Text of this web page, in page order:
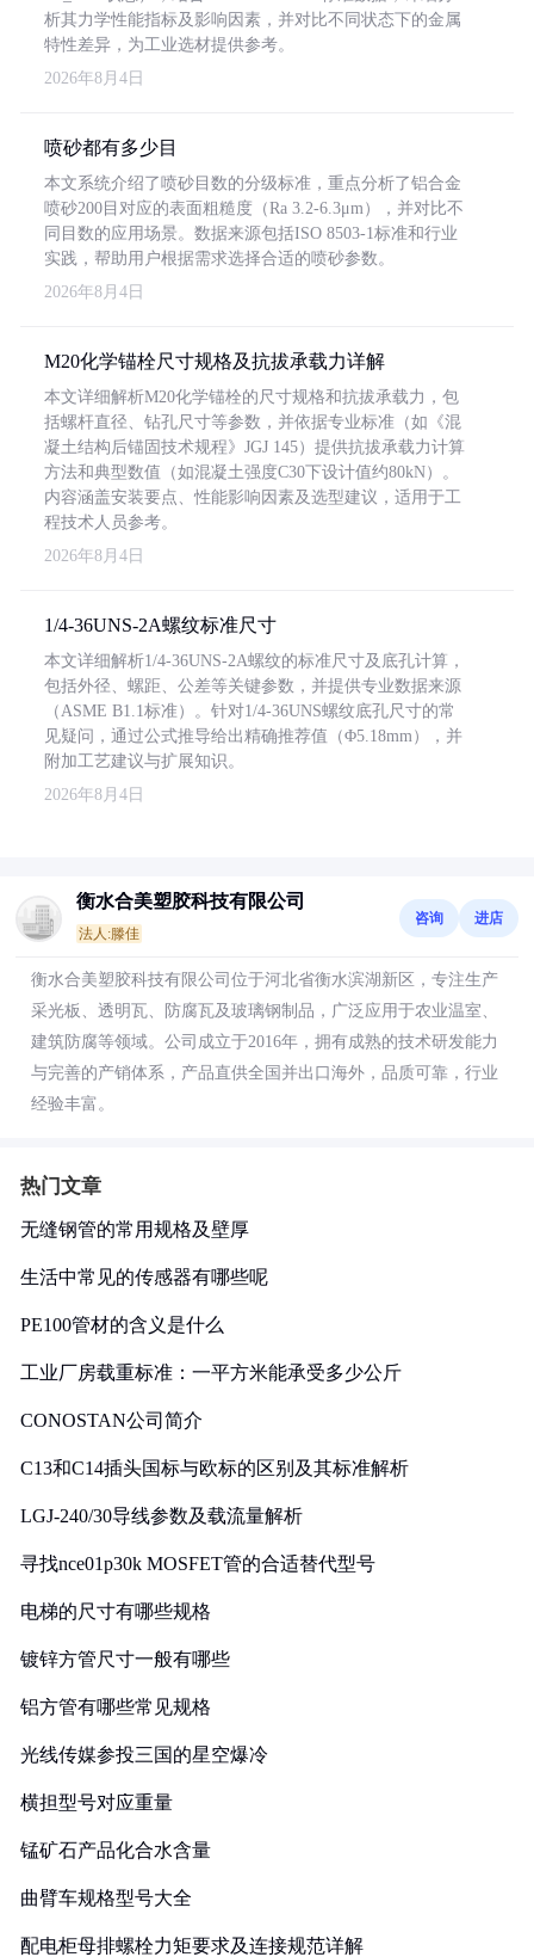
析其力学性能指标及影响因素，并对比不同状态下的金属
特性差异，为工业选材提供参考。
2026年8月4日
喷砂都有多少目
本文系统介绍了喷砂目数的分级标准，重点分析了铝合金
喷砂200目对应的表面粗糙度（Ra 3.2-6.3μm），并对比不
同目数的应用场景。数据来源包括ISO 8503-1标准和行业
实践，帮助用户根据需求选择合适的喷砂参数。
2026年8月4日
M20化学锚栓尺寸规格及抗拔承载力详解
本文详细解析M20化学锚栓的尺寸规格和抗拔承载力，包
括螺杆直径、钻孔尺寸等参数，并依据专业标准（如《混
凝土结构后锚固技术规程》JGJ 145）提供抗拔承载力计算
方法和典型数值（如混凝土强度C30下设计值约80kN）。
内容涵盖安装要点、性能影响因素及选型建议，适用于工
程技术人员参考。
2026年8月4日
1/4-36UNS-2A螺纹标准尺寸
本文详细解析1/4-36UNS-2A螺纹的标准尺寸及底孔计算，
包括外径、螺距、公差等关键参数，并提供专业数据来源
（ASME B1.1标准）。针对1/4-36UNS螺纹底孔尺寸的常
见疑问，通过公式推导给出精确推荐值（Φ5.18mm），并
附加工艺建议与扩展知识。
2026年8月4日
衡水合美塑胶科技有限公司
法人:滕佳
咨询 进店
衡水合美塑胶科技有限公司位于河北省衡水滨湖新区，专注生产
采光板、透明瓦、防腐瓦及玻璃钢制品，广泛应用于农业温室、
建筑防腐等领域。公司成立于2016年，拥有成熟的技术研发能力
与完善的产销体系，产品直供全国并出口海外，品质可靠，行业
经验丰富。
热门文章
无缝钢管的常用规格及壁厚
生活中常见的传感器有哪些呢
PE100管材的含义是什么
工业厂房载重标准：一平方米能承受多少公斤
CONOSTAN公司简介
C13和C14插头国标与欧标的区别及其标准解析
LGJ-240/30导线参数及载流量解析
寻找nce01p30k MOSFET管的合适替代型号
电梯的尺寸有哪些规格
镀锌方管尺寸一般有哪些
铝方管有哪些常见规格
光线传媒参投三国的星空爆冷
横担型号对应重量
锰矿石产品化合水含量
曲臂车规格型号大全
配电柜母排螺栓力矩要求及连接规范详解